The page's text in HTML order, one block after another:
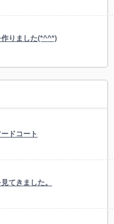
作りました(*^^*)
ドコート
てきました。